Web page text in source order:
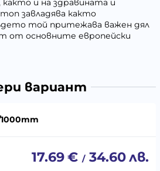
и на здравината и
завладява както
той притежава важен дял
от основните европейски
вариант
17.69€ / 34.60лв.